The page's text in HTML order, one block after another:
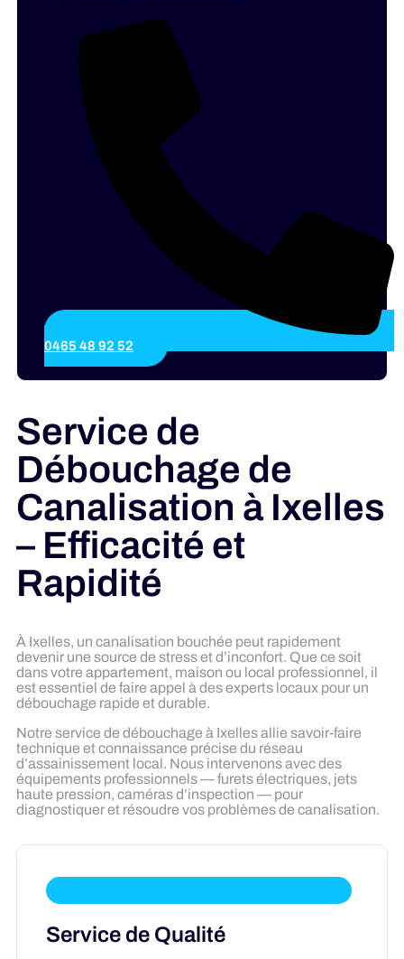
0465 48 92 52
Service de
Débouchage de
Canalisation à Ixelles
– Efficacité et
Rapidité
À Ixelles, un canalisation bouchée peut rapidement
devenir une source de stress et d’inconfort. Que ce soit
dans votre appartement, maison ou local professionnel, il
est essentiel de faire appel à des experts locaux pour un
débouchage rapide et durable.
Notre service de débouchage à Ixelles allie savoir-faire
technique et connaissance précise du réseau
d’assainissement local. Nous intervenons avec des
équipements professionnels — furets électriques, jets
haute pression, caméras d’inspection — pour
diagnostiquer et résoudre vos problèmes de canalisation.
Service de Qualité